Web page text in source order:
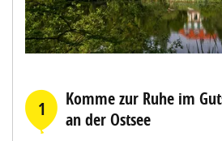
1
Komme zur Ruhe im
an der Ostsee